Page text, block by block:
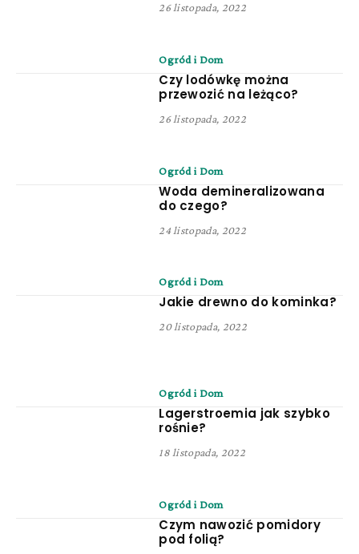
26 listopada, 2022
Ogród i Dom
Czy lodówkę można
przewozić na leżąco?
26 listopada, 2022
Ogród i Dom
Woda demineralizowana
do czego?
24 listopada, 2022
Ogród i Dom
Jakie drewno do kominka?
20 listopada, 2022
Ogród i Dom
Lagerstroemia jak szybko
rośnie?
18 listopada, 2022
Ogród i Dom
Czym nawozić pomidory
pod folią?